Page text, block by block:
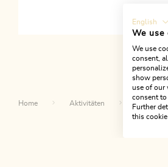
Home Aktivitäten Top
English
We use
We use
consent,
show
use of our
consent to
Further
this